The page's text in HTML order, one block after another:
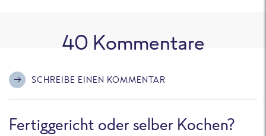
40 Kommentare
SCHREIBE EINEN KOMMENTAR
Fertiggericht oder selber Kochen?